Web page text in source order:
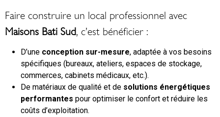
Faire construire un local professionnel avec
Maisons Bati Sud, c’est bénéficier :
D’une conception sur-mesure, adaptée à vos besoins
spécifiques (bureaux, ateliers, espaces de stockage,
commerces, cabinets médicaux, etc.).
De matériaux de qualité et de solutions énergétiques
performantes pour optimiser le confort et réduire les
coûts d’exploitation.